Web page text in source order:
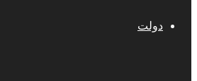
دولت